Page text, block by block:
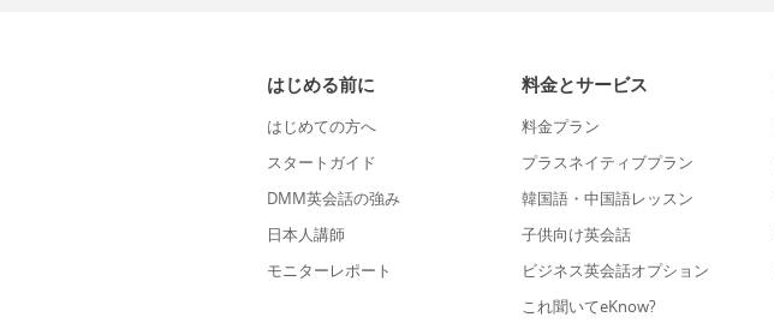
はじめる前に
はじめての方へ
スタートガイド
DMM英会話の強み
日本人講師
モニターレポート
料金とサービス
料金プラン
プラスネイティブプラン
韓国語・中国語レッスン
子供向け英会話
ビジネス英会話オプション
これ聞いてeKnow?